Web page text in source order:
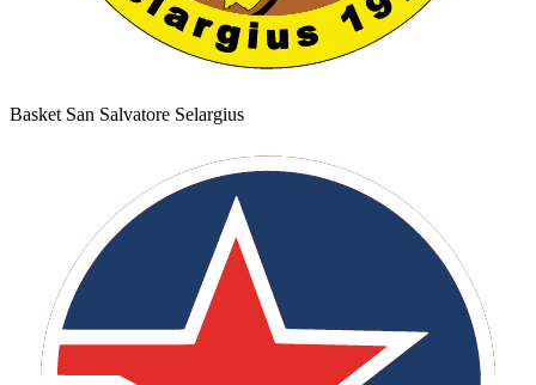
Basket San Salvatore Selargius